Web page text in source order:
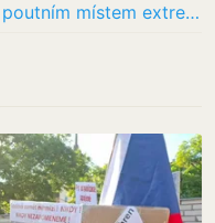
Hitlerovo rodiště bylo poutním místem extremistů. Teď je z něj policejní stanice